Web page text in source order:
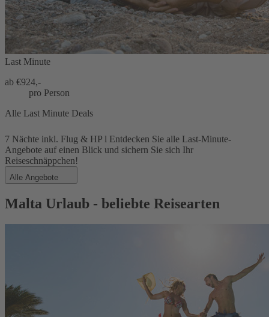
Last Minute
ab €924,-
pro Person
Alle Last Minute Deals
7 Nächte inkl. Flug & HP l Entdecken Sie alle Last-Minute-
Angebote auf einen Blick und sichern Sie sich Ihr
Reiseschnäppchen!
Alle Angebote
Malta Urlaub - beliebte Reisearten